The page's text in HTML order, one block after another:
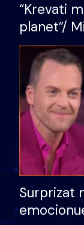
“Krevati
planet”/
bukura
mungojë
Surprizat